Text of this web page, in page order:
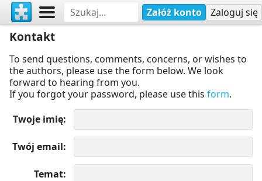
Załóż konto Zaloguj się
Kontakt
To send questions, comments, concerns, or wishes to
the authors, please use the form below. We look
forward to hearing from you.
If you forgot your password, please use this form.
Twoje imię
Twój email
Temat